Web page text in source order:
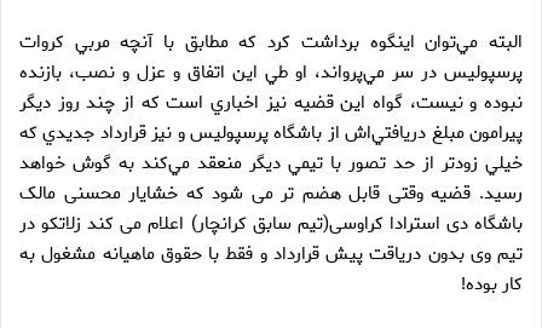
البته مي‌توان اينگوه برداشت كرد كه مطابق با آنچه مربي كروات
پرسپوليس در سر مي‌پرواند، او طي اين اتفاق و عزل و نصب، بازنده
نبوده و نيست، گواه اين قضيه نيز اخباري است كه از چند روز ديگر
پيرامون مبلغ دريافتي‌اش از باشگاه پرسپوليس و نيز قرارداد جديدي كه
خيلي زودتر از حد تصور با تيمي ديگر منعقد مي‌كند به گوش خواهد
رسيد. قضیه وقتی قابل هضم تر می شود که خشایار محسنی مالک
باشگاه دی استرادا کراوسی(تیم سابق کرانچار) اعلام می کند زلاتکو در
تیم وی بدون دریاقت پیش قرارداد و فقط با حقوق ماهیانه مشغول به
کار بوده!